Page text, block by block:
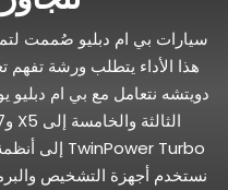
سيارات بي ام دبليو صُممت
هذا الأداء يتطلب ورشة تفهم
دويتشه نتعامل مع بي ام دبليو
نستخدم أجهزة التشخيص